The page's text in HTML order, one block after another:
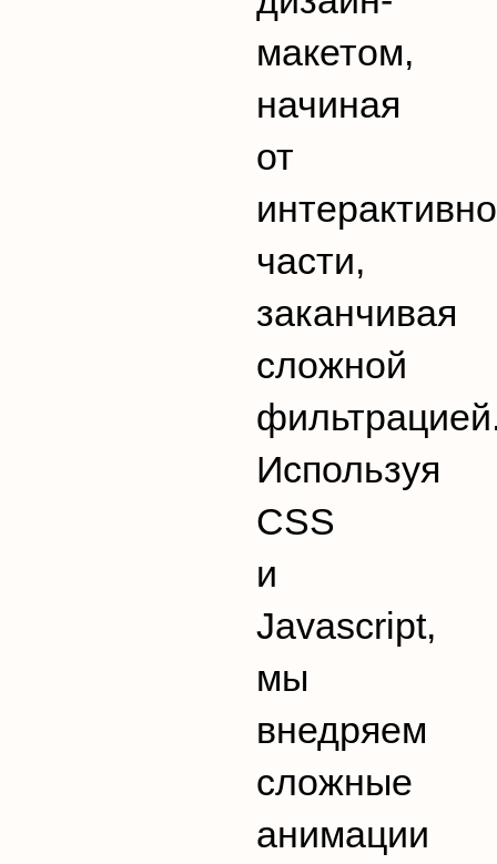
макетом,
начиная
от
части,
заканчивая
сложной
Используя
CSS
и
Javascript,
мы
внедряем
сложные
анимации